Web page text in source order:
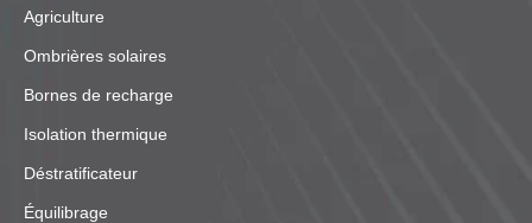
Agriculture
Ombrières solaires
Bornes de recharge
Isolation thermique
Déstratificateur
Équilibrage